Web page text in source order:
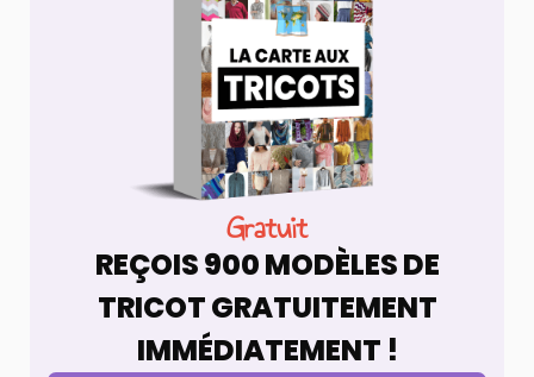
Gratuit
REÇOIS 900 MODÈLES DE
TRICOT GRATUITEMENT
IMMÉDIATEMENT !